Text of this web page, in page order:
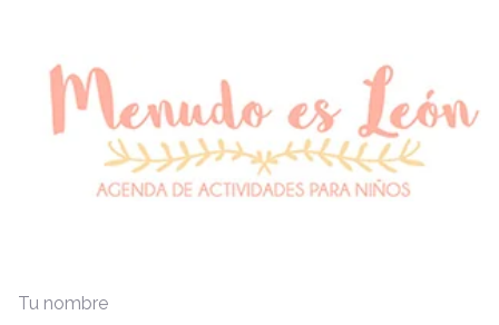
Tu nombre